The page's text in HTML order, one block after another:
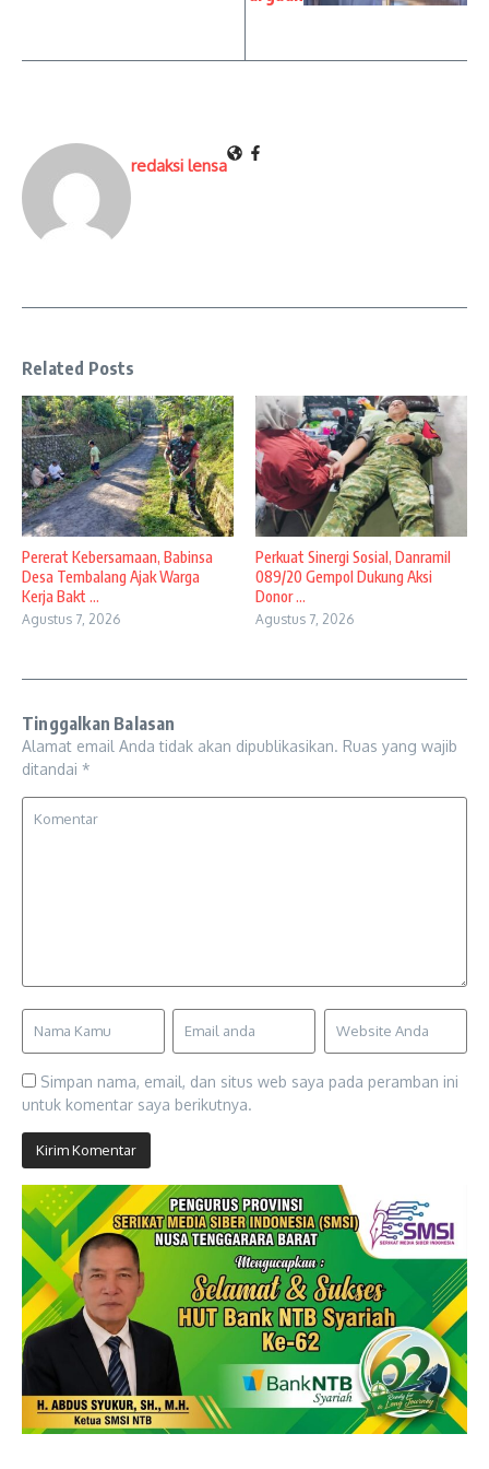
redaksi lensa
Related Posts
Pererat Kebersamaan, Babinsa
Desa Tembalang Ajak Warga
Kerja Bakt ...
Agustus 7, 2026
Perkuat Sinergi Sosial, Danramil
089/20 Gempol Dukung Aksi
Donor ...
Agustus 7, 2026
Tinggalkan Balasan
Alamat email Anda tidak akan dipublikasikan. Ruas yang wajib
ditandai *
Simpan nama, email, dan situs web saya pada peramban ini
untuk komentar saya berikutnya.